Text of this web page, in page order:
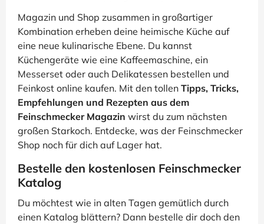
Magazin und Shop zusammen in großartiger
Kombination erheben deine heimische Küche auf
eine neue kulinarische Ebene. Du kannst
Küchengeräte wie eine Kaffeemaschine, ein
Messerset oder auch Delikatessen bestellen und
Feinkost online kaufen. Mit den tollen Tipps, Tricks,
Empfehlungen und Rezepten aus dem
Feinschmecker Magazin wirst du zum nächsten
großen Starkoch. Entdecke, was der Feinschmecker
Shop noch für dich auf Lager hat.
Bestelle den kostenlosen Feinschmecker
Katalog
Du möchtest wie in alten Tagen gemütlich durch
einen Katalog blättern? Dann bestelle dir doch den